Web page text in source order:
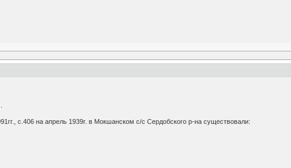
с.406 на апрель 1939г. в Мокшанском с/с Сердобского р-на существовали: